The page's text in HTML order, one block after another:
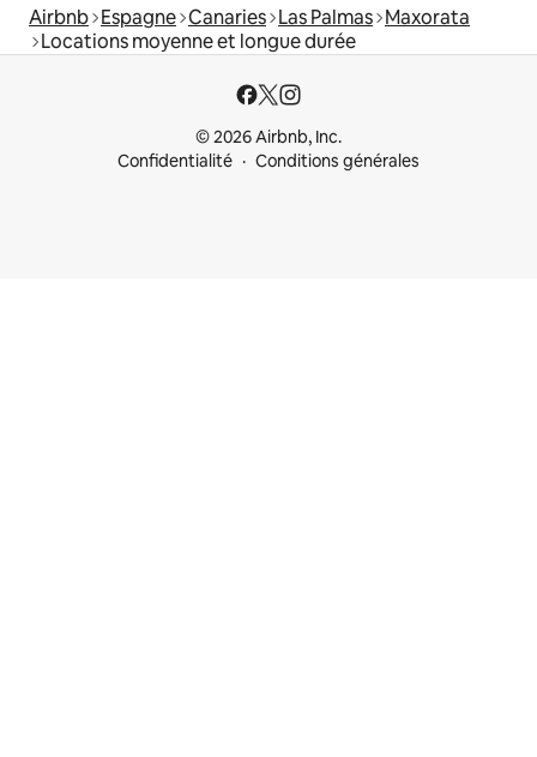
Airbnb Espagne Canaries Las Palmas Maxorata
Locations moyenne et longue durée
© 2026 Airbnb, Inc.
Confidentialité
Conditions générales